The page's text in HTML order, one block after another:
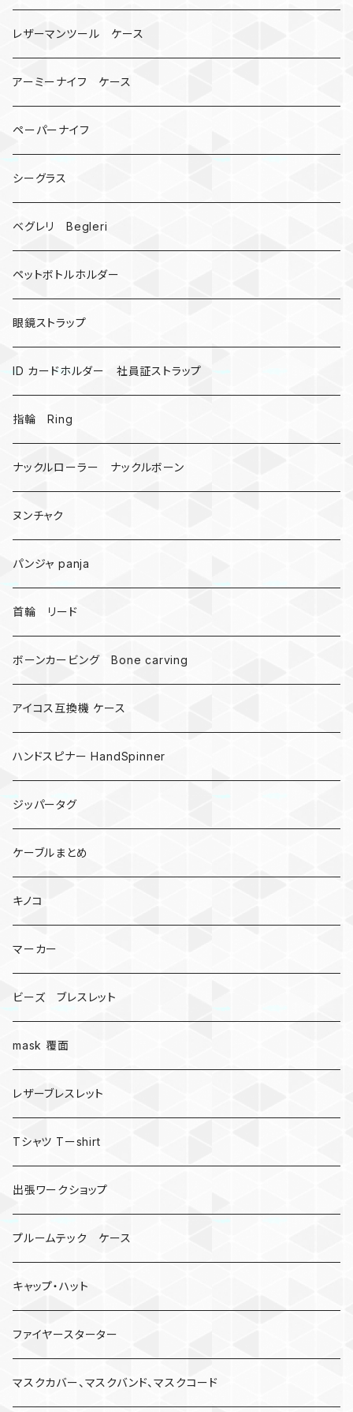
オニヤンマ
ビーズ
手裏剣
クロス十字架
ドリームキャッチャー
カウベル 熊鈴
昆虫
ミツバチ
AirTag
戦国武将、侍
悪魔の鍵
爬虫類、蛇
DNA 螺旋
受注作成_名入り、ネーム
コインケース
紙
カードケース
レザーマンツール ケース
アーミーナイフ ケース
ペーパーナイフ
シーグラス
ベグレリ Begleri
ペットボトルホルダー
眼鏡ストラップ
ID カードホルダー 社員証ストラップ
指輪 Ring
ナックルローラー ナックルボーン
ヌンチャク
パンジャ panja
首輪 リード
ボーンカービング Bone carving
アイコス互換機 ケース
ハンドスピナー HandSpinner
ジッパータグ
ケーブルまとめ
キノコ
マーカー
ビーズ ブレスレット
mask 覆面
レザーブレスレット
Tシャツ Tーshirt
出張ワークショップ
プルームテック ケース
キャップ・ハット
ファイヤースターター
マスクカバー、マスクバンド、マスクコード